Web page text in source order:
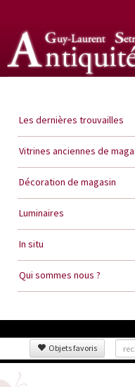
Les dernières trouvailles
Vitrines anciennes de
Décoration de magasin
Luminaires
In situ
Qui sommes nous ?
Objets favoris